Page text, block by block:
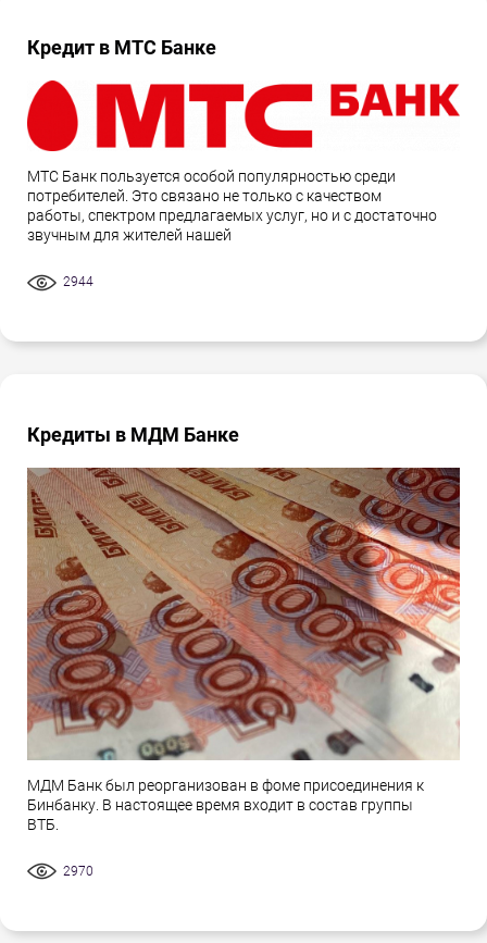
Кредит в МТС Банке
МТС Банк пользуется особой популярностью среди
потребителей. Это связано не только с качеством
работы, спектром предлагаемых услуг, но и с достаточно
звучным для жителей нашей
2944
Кредиты в МДМ Банке
МДМ Банк был реорганизован в фоме присоединения к
Бинбанку. В настоящее время входит в состав группы
ВТБ.
2970